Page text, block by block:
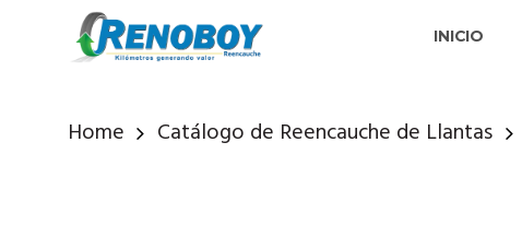
INICIO
Home Catálogo de Reencauche de Llantas